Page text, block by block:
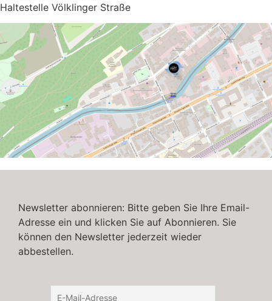
Haltestelle Völklinger Straße
Newsletter abonnieren: Bitte geben Sie Ihre Email-
Adresse ein und klicken Sie auf Abonnieren. Sie
können den Newsletter jederzeit wieder
abbestellen.